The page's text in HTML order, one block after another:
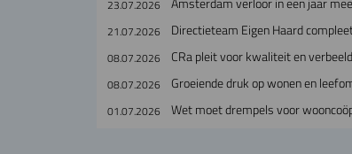
23.07.2026
21.07.2026 Directieteam Eigen Haard
08.07.2026 CRa pleit voor kwaliteit en
08.07.2026 Groeiende druk op wonen en
01.07.2026 Wet moet drempels voor